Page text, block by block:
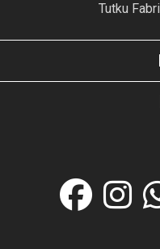
Tutku